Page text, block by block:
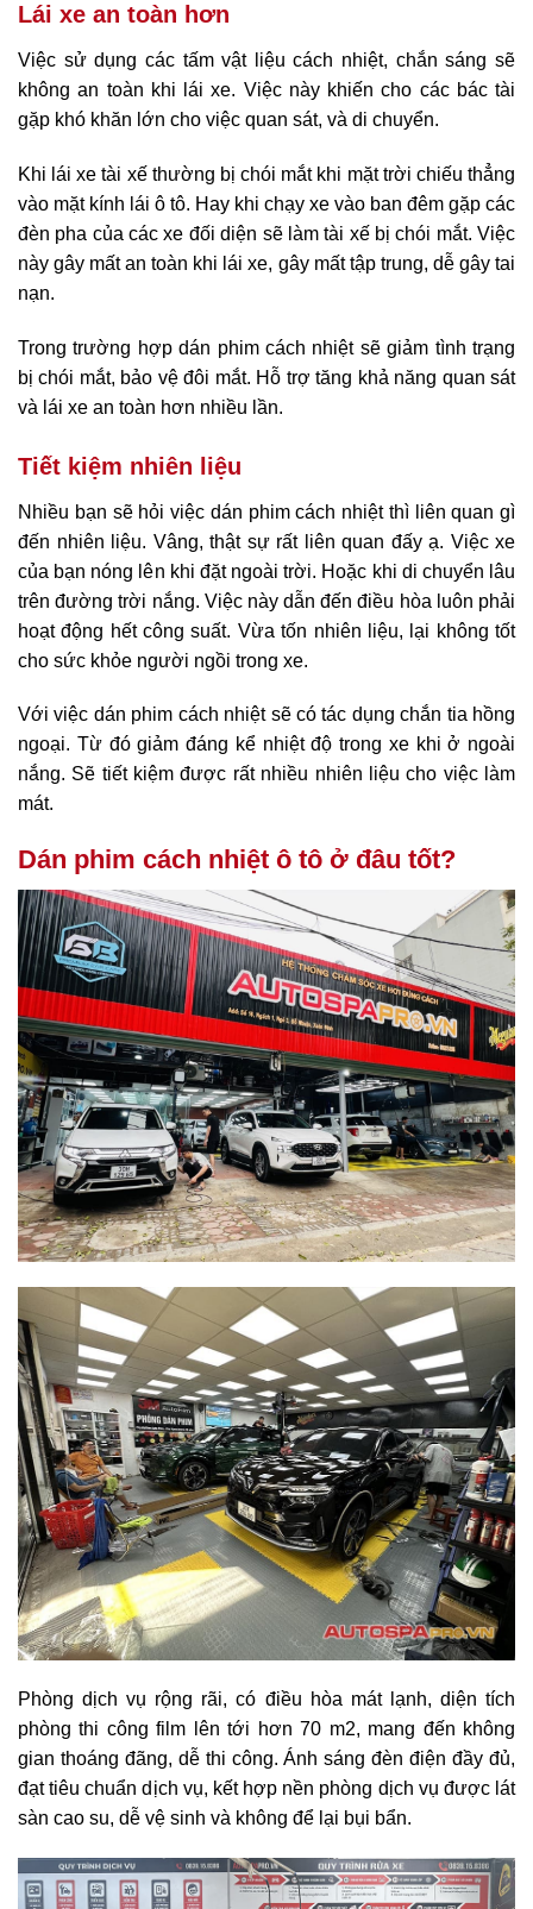
Lái xe an toàn hơn
Việc sử dụng các tấm vật liệu cách nhiệt, chắn sáng sẽ
không an toàn khi lái xe. Việc này khiến cho các bác tài
gặp khó khăn lớn cho việc quan sát, và di chuyển.
Khi lái xe tài xế thường bị chói mắt khi mặt trời chiếu thẳng
vào mặt kính lái ô tô. Hay khi chạy xe vào ban đêm gặp các
đèn pha của các xe đối diện sẽ làm tài xế bị chói mắt. Việc
này gây mất an toàn khi lái xe, gây mất tập trung, dễ gây tai
nạn.
Trong trường hợp dán phim cách nhiệt sẽ giảm tình trạng
bị chói mắt, bảo vệ đôi mắt. Hỗ trợ tăng khả năng quan sát
và lái xe an toàn hơn nhiều lần.
Tiết kiệm nhiên liệu
Nhiều bạn sẽ hỏi việc dán phim cách nhiệt thì liên quan gì
đến nhiên liệu. Vâng, thật sự rất liên quan đấy ạ. Việc xe
của bạn nóng lên khi đặt ngoài trời. Hoặc khi di chuyển lâu
trên đường trời nắng. Việc này dẫn đến điều hòa luôn phải
hoạt động hết công suất. Vừa tốn nhiên liệu, lại không tốt
cho sức khỏe người ngồi trong xe.
Với việc dán phim cách nhiệt sẽ có tác dụng chắn tia hồng
ngoại. Từ đó giảm đáng kể nhiệt độ trong xe khi ở ngoài
nắng. Sẽ tiết kiệm được rất nhiều nhiên liệu cho việc làm
mát.
Dán phim cách nhiệt ô tô ở đâu tốt?
Phòng dịch vụ rộng rãi, có điều hòa mát lạnh, diện tích
phòng thi công film lên tới hơn 70 m2, mang đến không
gian thoáng đãng, dễ thi công. Ánh sáng đèn điện đầy đủ,
đạt tiêu chuẩn dịch vụ, kết hợp nền phòng dịch vụ được lát
sàn cao su, dễ vệ sinh và không để lại bụi bẩn.